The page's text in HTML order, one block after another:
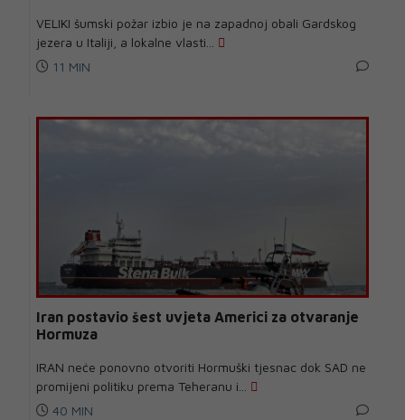
VELIKI šumski požar izbio je na zapadnoj obali Gardskog
jezera u Italiji, a lokalne vlasti...
11 MIN
Iran postavio šest uvjeta Americi za otvaranje
Hormuza
IRAN neće ponovno otvoriti Hormuški tjesnac dok SAD ne
promijeni politiku prema Teheranu i...
40 MIN